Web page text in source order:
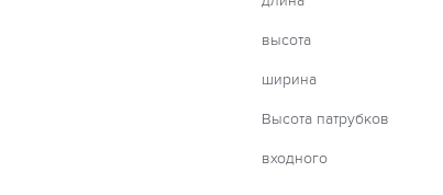
высота
ширина
Высота патрубков
входного